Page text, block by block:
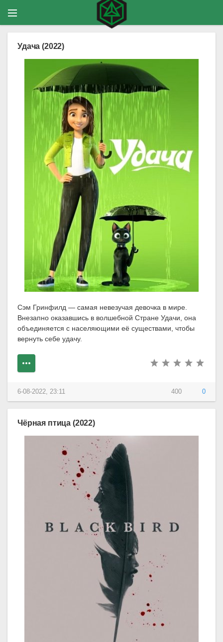
Удача (2022)
Сэм Гринфилд — самая невезучая девочка в мире.
Внезапно оказавшись в волшебной Стране Удачи, она
объединяется с населяющими её существами, чтобы
вернуть себе удачу.
400 0
6-08-2022, 23:11
Чёрная птица (2022)